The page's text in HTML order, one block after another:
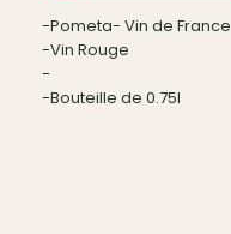
-Pometa- Vin de France
-Vin Rouge
-
-Bouteille de 0.75l